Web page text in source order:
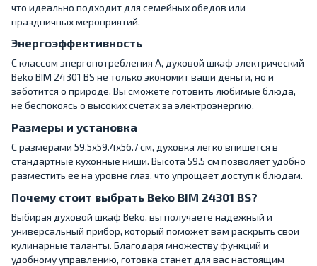
что идеально подходит для семейных обедов или
праздничных мероприятий.
Энергоэффективность
С классом энергопотребления A, духовой шкаф электрический
Beko BIM 24301 BS не только экономит ваши деньги, но и
заботится о природе. Вы сможете готовить любимые блюда,
не беспокоясь о высоких счетах за электроэнергию.
Размеры и установка
С размерами 59.5x59.4x56.7 см, духовка легко впишется в
стандартные кухонные ниши. Высота 59.5 см позволяет удобно
разместить ее на уровне глаз, что упрощает доступ к блюдам.
Почему стоит выбрать Beko BIM 24301 BS?
Выбирая духовой шкаф Beko, вы получаете надежный и
универсальный прибор, который поможет вам раскрыть свои
кулинарные таланты. Благодаря множеству функций и
удобному управлению, готовка станет для вас настоящим